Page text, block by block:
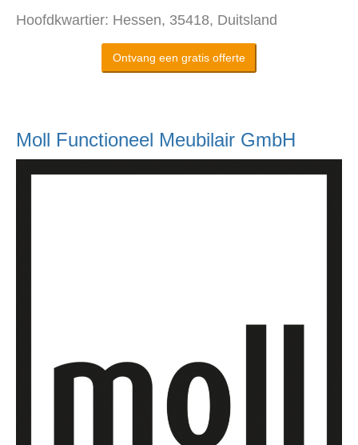
Hoofdkwartier: Hessen, 35418, Duitsland
Ontvang een gratis offerte
Moll Functioneel Meubilair GmbH